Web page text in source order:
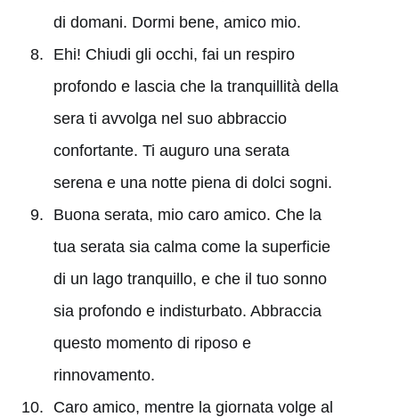
di domani. Dormi bene, amico mio.
Ehi! Chiudi gli occhi, fai un respiro
profondo e lascia che la tranquillità della
sera ti avvolga nel suo abbraccio
confortante. Ti auguro una serata
serena e una notte piena di dolci sogni.
Buona serata, mio caro amico. Che la
tua serata sia calma come la superficie
di un lago tranquillo, e che il tuo sonno
sia profondo e indisturbato. Abbraccia
questo momento di riposo e
rinnovamento.
Caro amico, mentre la giornata volge al